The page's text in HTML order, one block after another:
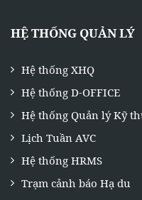
HỆ THỐNG QUẢN LÝ
Hệ thống XHQ
Hệ thống D-OFFICE
Hệ thống Quản lý Kỹ
Lịch Tuần AVC
Hệ thống HRMS
Trạm cảnh báo Hạ du